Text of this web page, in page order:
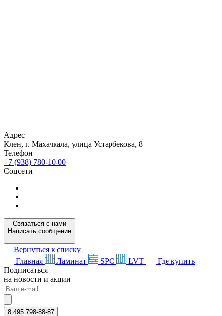
Адрес
Клен, г. Махачкала, улица Устарбекова, 8
Телефон
+7 (938) 780-10-00
Соцсети
Связаться с нами
Написать сообщение
Вернуться к списку
Главная
Ламинат SPC LVT
Где купить
Подписаться
на новости и акции
8 495 798-88-87